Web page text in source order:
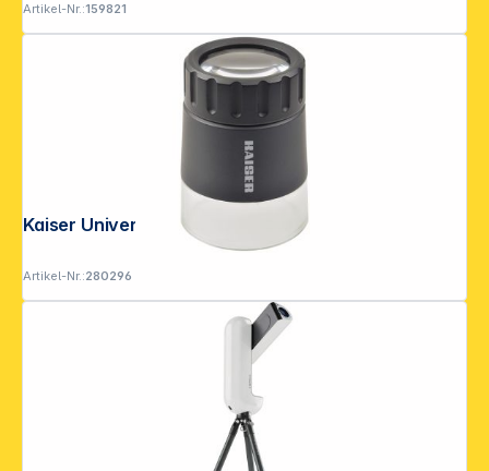
Artikel-Nr.:159821
Kaiser Universal-Lupe 4,5x 45mm
Artikel-Nr.:280296